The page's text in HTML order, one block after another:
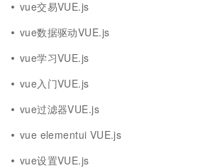
vue交易VUE.js
vue数据驱动VUE.js
vue学习VUE.js
vue入门VUE.js
vue过滤器VUE.js
vue elementui VUE.js
vue设置VUE.js